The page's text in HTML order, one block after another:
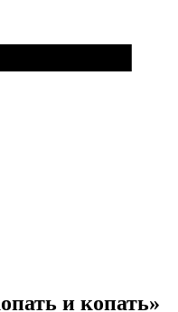
и копать»